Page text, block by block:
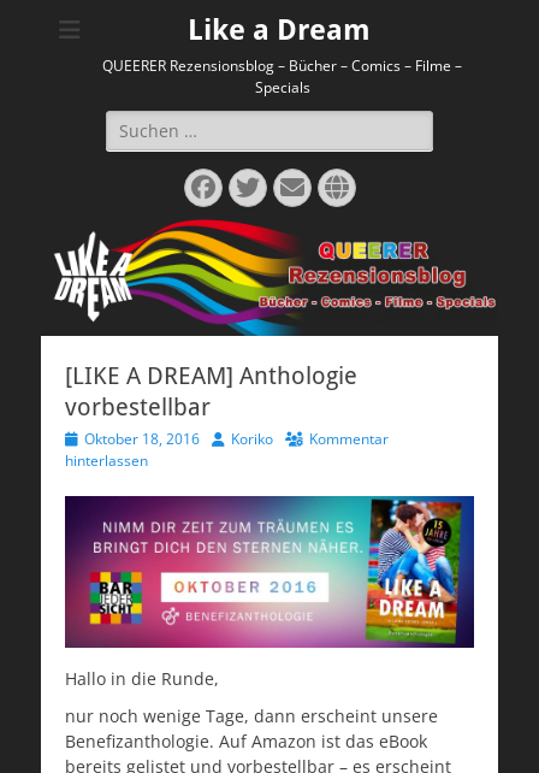
Like a Dream
QUEERER Rezensionsblog – Bücher – Comics – Filme –
Specials
Suchen
nach:
Facebook
Twitter
E-
Mail
Website
[LIKE A DREAM] Anthologie
vorbestellbar
Veröffentlicht
am
Oktober 18, 2016 AutorKoriko
Kommentar
hinterlassen
Hallo in die Runde,
nur noch wenige Tage, dann erscheint unsere
Benefizanthologie. Auf Amazon ist das eBook
bereits gelistet und vorbestellbar – es erscheint